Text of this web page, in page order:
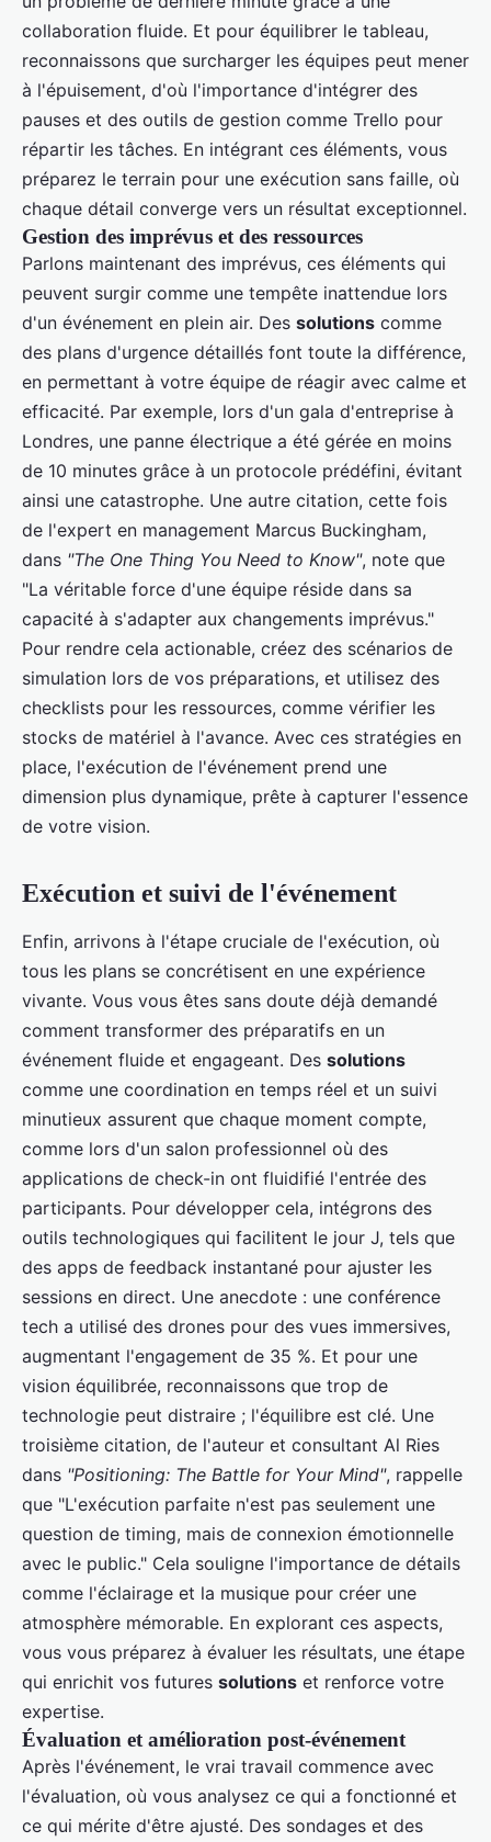
collaboration fluide. Et pour équilibrer le tableau,
reconnaissons que surcharger les équipes peut mener
à l'épuisement, d'où l'importance d'intégrer des
pauses et des outils de gestion comme Trello pour
répartir les tâches. En intégrant ces éléments, vous
préparez le terrain pour une exécution sans faille, où
chaque détail converge vers un résultat exceptionnel.
Gestion des imprévus et des ressources
Parlons maintenant des imprévus, ces éléments qui
peuvent surgir comme une tempête inattendue lors
d'un événement en plein air. Des solutions comme
des plans d'urgence détaillés font toute la différence,
en permettant à votre équipe de réagir avec calme et
efficacité. Par exemple, lors d'un gala d'entreprise à
Londres, une panne électrique a été gérée en moins
de 10 minutes grâce à un protocole prédéfini, évitant
ainsi une catastrophe. Une autre citation, cette fois
de l'expert en management Marcus Buckingham,
dans "The One Thing You Need to Know", note que
"La véritable force d'une équipe réside dans sa
capacité à s'adapter aux changements imprévus."
Pour rendre cela actionable, créez des scénarios de
simulation lors de vos préparations, et utilisez des
checklists pour les ressources, comme vérifier les
stocks de matériel à l'avance. Avec ces stratégies en
place, l'exécution de l'événement prend une
dimension plus dynamique, prête à capturer l'essence
de votre vision.
Exécution et suivi de l'événement
Enfin, arrivons à l'étape cruciale de l'exécution, où
tous les plans se concrétisent en une expérience
vivante. Vous vous êtes sans doute déjà demandé
comment transformer des préparatifs en un
événement fluide et engageant. Des solutions
comme une coordination en temps réel et un suivi
minutieux assurent que chaque moment compte,
comme lors d'un salon professionnel où des
applications de check-in ont fluidifié l'entrée des
participants. Pour développer cela, intégrons des
outils technologiques qui facilitent le jour J, tels que
des apps de feedback instantané pour ajuster les
sessions en direct. Une anecdote : une conférence
tech a utilisé des drones pour des vues immersives,
augmentant l'engagement de 35 %. Et pour une
vision équilibrée, reconnaissons que trop de
technologie peut distraire ; l'équilibre est clé. Une
troisième citation, de l'auteur et consultant Al Ries
dans "Positioning: The Battle for Your Mind", rappelle
que "L'exécution parfaite n'est pas seulement une
question de timing, mais de connexion émotionnelle
avec le public." Cela souligne l'importance de détails
comme l'éclairage et la musique pour créer une
atmosphère mémorable. En explorant ces aspects,
vous vous préparez à évaluer les résultats, une étape
qui enrichit vos futures solutions et renforce votre
expertise.
Évaluation et amélioration post-événement
Après l'événement, le vrai travail commence avec
l'évaluation, où vous analysez ce qui a fonctionné et
ce qui mérite d'être ajusté. Des sondages et des